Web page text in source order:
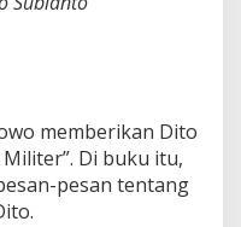
memberikan Dito
Di buku itu,
pesan tentang